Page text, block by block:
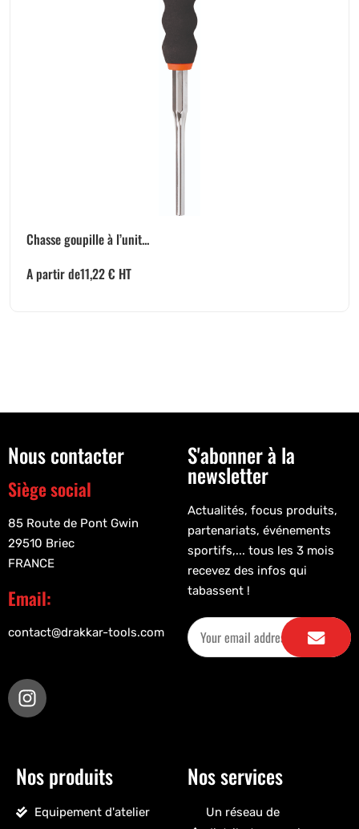
Chasse goupille à l’unit...
A partir de11,22€ HT
Nous contacter
Siège social
85 Route de Pont Gwin
29510 Briec
FRANCE
Email:
contact@drakkar-tools.com
S'abonner à la
newsletter
Actualités, focus produits,
partenariats, événements
sportifs,... tous les 3 mois
recevez des infos qui
tabassent !
Nos produits
Equipement d'atelier
Nos services
Un réseau de